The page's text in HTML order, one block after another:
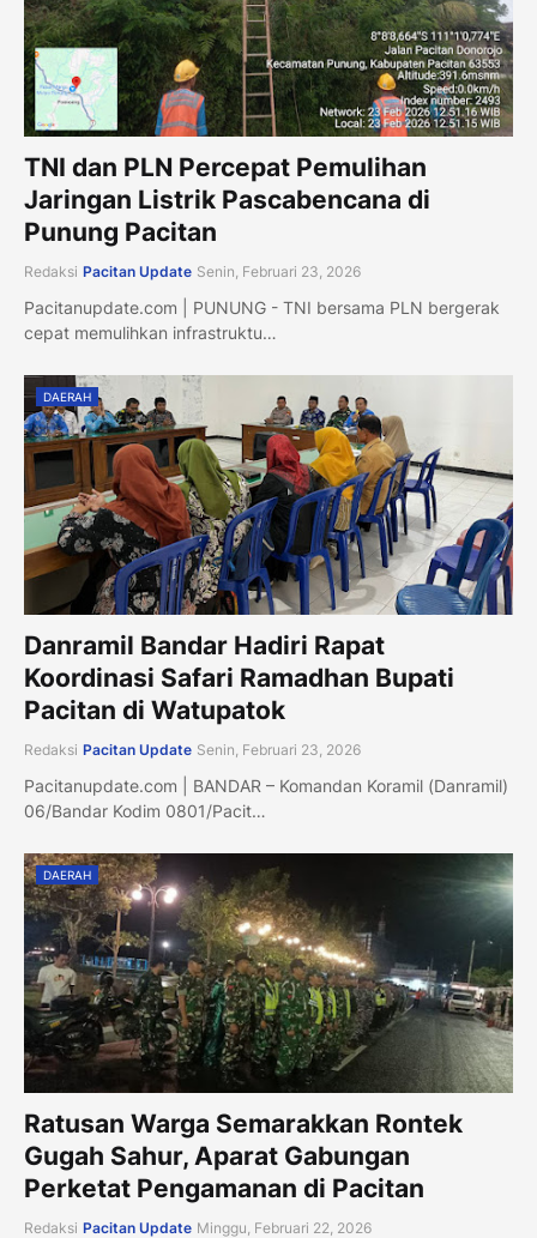
TNI dan PLN Percepat Pemulihan
Jaringan Listrik Pascabencana di
Punung Pacitan
Redaksi Pacitan Update Senin, Februari 23, 2026
Pacitanupdate.com | PUNUNG - TNI bersama PLN bergerak
cepat memulihkan infrastruktu…
DAERAH
Danramil Bandar Hadiri Rapat
Koordinasi Safari Ramadhan Bupati
Pacitan di Watupatok
Redaksi Pacitan Update Senin, Februari 23, 2026
Pacitanupdate.com | BANDAR – Komandan Koramil (Danramil)
06/Bandar Kodim 0801/Pacit…
DAERAH
Ratusan Warga Semarakkan Rontek
Gugah Sahur, Aparat Gabungan
Perketat Pengamanan di Pacitan
Redaksi Pacitan Update Minggu, Februari 22, 2026